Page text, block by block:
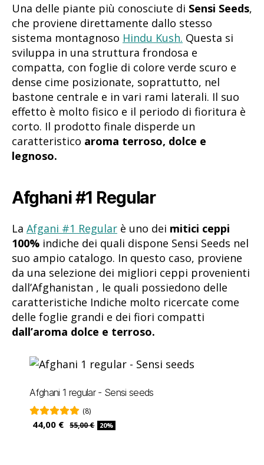
Una delle piante più conosciute di Sensi Seeds,
che proviene direttamente dallo stesso
sistema montagnoso Hindu Kush. Questa si
sviluppa in una struttura frondosa e
compatta, con foglie di colore verde scuro e
dense cime posizionate, soprattutto, nel
bastone centrale e in vari rami laterali. Il suo
effetto è molto fisico e il periodo di fioritura è
corto. Il prodotto finale disperde un
caratteristico aroma terroso, dolce e
legnoso.
Afghani #1 Regular
La Afgani #1 Regular è uno dei mitici ceppi
100% indiche dei quali dispone Sensi Seeds nel
suo ampio catalogo. In questo caso, proviene
da una selezione dei migliori ceppi provenienti
dall’Afghanistan , le quali possiedono delle
caratteristiche Indiche molto ricercate come
delle foglie grandi e dei fiori compatti
dall’aroma dolce e terroso.
Afghani 1 regular - Sensi seeds
(8)
44,00 € 55,00 € 20%